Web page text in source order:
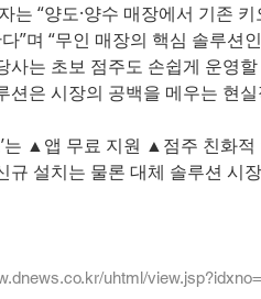
는 “양도·양수 매장에서 기존
”며 “무인 매장의 핵심 솔루션
사는 초보 점주도 손쉽게 운영
션은 시장의 공백을 메우는 현
’는 ▲앱 무료 지원 ▲점주 친화
규 설치는 물론 대체 솔루션 시
uhtml/